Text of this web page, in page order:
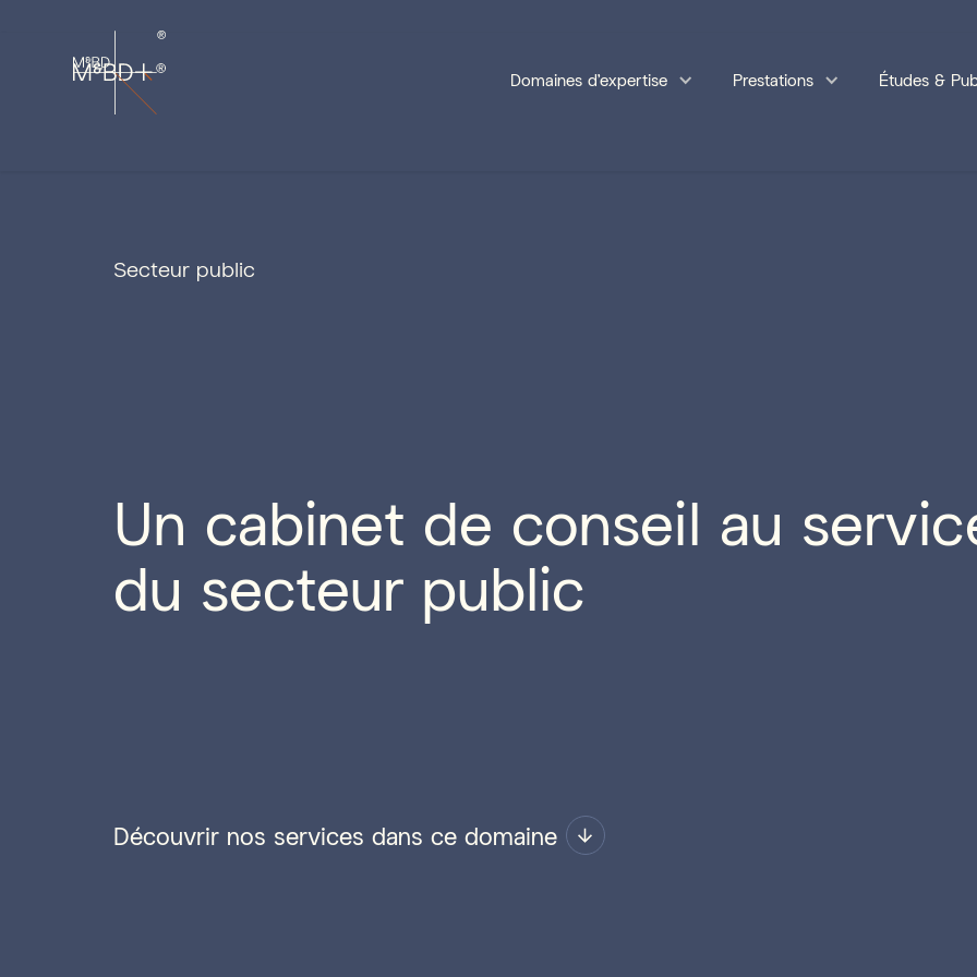
Domaines d'expertise Prestations Études &
Secteur public
Un cabinet de conseil au
du secteur public
Découvrir nos services dans ce domaine